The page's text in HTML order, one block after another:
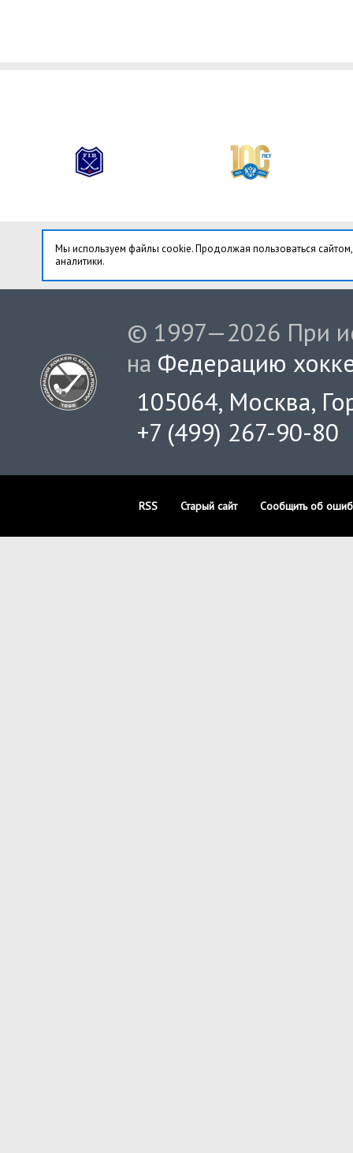
Мы используем файлы cookie. Продолжая пользоваться
аналитики.
© 1997—2026 При
на Федерацию
105064, Москва,
+7 (499) 267-90-80
RSS Старый сайт Сообщить об